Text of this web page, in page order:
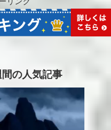
間の人気記事